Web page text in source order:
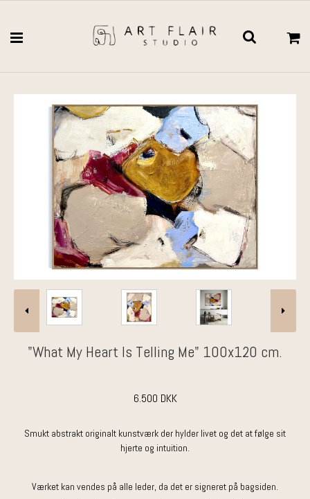
"What My Heart Is Telling Me" 100x120 cm.
6.500 DKK
Smukt abstrakt originalt kunstværk der hylder livet og det at følge sit
hjerte og intuition.
Værket kan vendes på alle leder, da det er signeret på bagsiden.